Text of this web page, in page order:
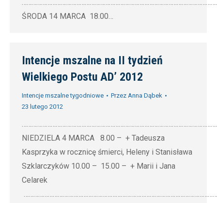
ŚRODA 14 MARCA 18.00…
Intencje mszalne na II tydzień
Wielkiego Postu AD’ 2012
Intencje mszalne tygodniowe Przez Anna Dąbek
23 lutego 2012
NIEDZIELA 4 MARCA 8.00 – + Tadeusza
Kasprzyka w rocznicę śmierci, Heleny i Stanisława
Szklarczyków 10.00 – 15.00 – + Marii i Jana
Celarek